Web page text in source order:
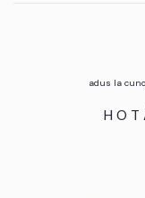
adus la
H O T